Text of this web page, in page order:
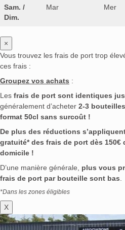
Sam. /
Dim.
Mar Mer
×
Vous trouvez les frais de port trop
ces frais :
Groupez vos achats :
Les frais de port sont identiques
généralement d’acheter 2-3
format 50cl sans surcoût !
De plus des réductions
gratuité* des frais de port dès 150€
domicile !
D’une manière générale, plus vous
frais de port par bouteille sont bas.
*Dans les zones éligibles
X